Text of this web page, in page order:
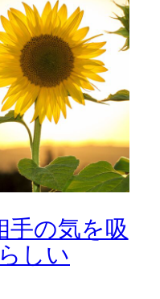
の気を吸
しい